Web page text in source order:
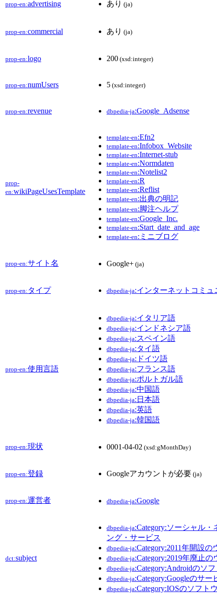
prop-en:advertising あり (ja)
prop-en:commercial あり (ja)
prop-en:logo 200 (xsd:integer)
prop-en:numUsers 5 (xsd:integer)
prop-en:revenue dbpedia-ja:Google_Adsense
prop-
en:wikiPageUsesTemplate
template-en:Efn2
template-en:Infobox_Website
template-en:Internet-stub
template-en:Normdaten
template-en:Notelist2
template-en:R
template-en:Reflist
template-en:出典の明記
template-en:脚注ヘルプ
template-en:Google_Inc.
template-en:Start_date_and_age
template-en:ミニブログ
prop-en:サイト名 Google+ (ja)
prop-en: タイプ dbpedia-ja:インターネットコミュ
prop-en:使用言語
dbpedia-ja:イタリア語
dbpedia-ja:インドネシア語
dbpedia-ja:スペイン語
dbpedia-ja:タイ語
dbpedia-ja:ドイツ語
dbpedia-ja:フランス語
dbpedia-ja:ポルトガル語
dbpedia-ja:中国語
dbpedia-ja:日本語
dbpedia-ja:英語
dbpedia-ja:韓国語
prop-en:現状 0001-04-02 (xsd:gMonthDay)
prop-en:登録 Googleアカウントが必要 (ja)
prop-en:運営者 dbpedia-ja:Google
dct:subject
dbpedia-ja:Category:ソーシャル・
ング・サービス
dbpedia-ja:Category:2011年開設
dbpedia-ja:Category:2019年廃止
dbpedia-ja:Category:Androidのソ
dbpedia-ja:Category:Googleのサー
dbpedia-ja:Category:IOSのソフト